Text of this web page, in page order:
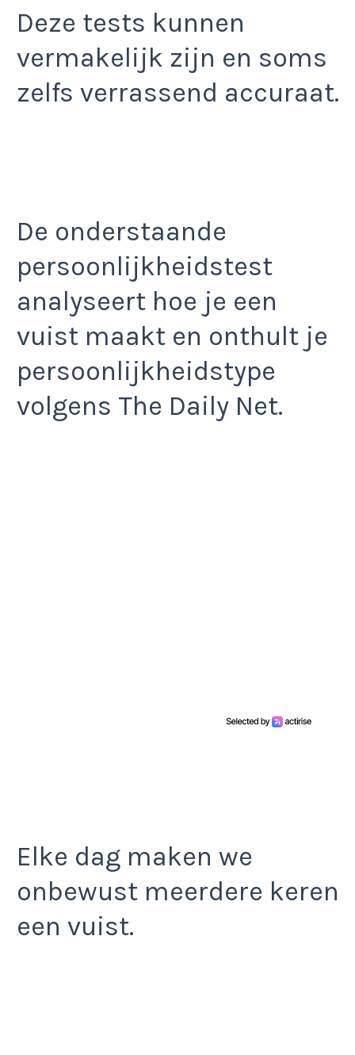
Deze tests kunnen
vermakelijk zijn en soms
zelfs verrassend accuraat.
De onderstaande
persoonlijkheidstest
analyseert hoe je een
vuist maakt en onthult je
persoonlijkheidstype
volgens The Daily Net.
Elke dag maken we
onbewust meerdere keren
een vuist.